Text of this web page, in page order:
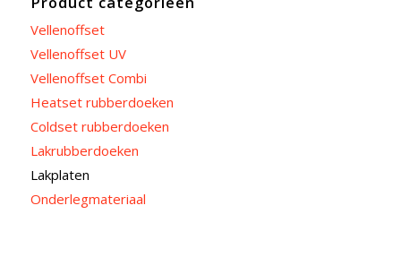
Vellenoffset
Vellenoffset UV
Vellenoffset Combi
Heatset rubberdoeken
Coldset rubberdoeken
Lakrubberdoeken
Lakplaten
Onderlegmateriaal